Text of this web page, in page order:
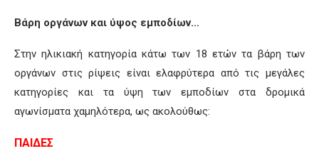
Βάρη οργάνων και ύψος εμποδίων…
Στην ηλικιακή κατηγορία κάτω των 18 ετών τα βάρη των
οργάνων στις ρίψεις είναι ελαφρύτερα από τις μεγάλες
κατηγορίες και τα ύψη των εμποδίων στα δρομικά
αγωνίσματα χαμηλότερα, ως ακολούθως:
ΠΑΙΔΕΣ